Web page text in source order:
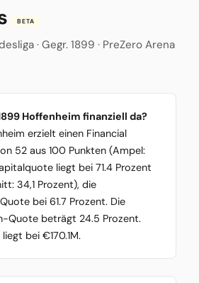
BETA
· Gegr. 1899 · PreZero Arena
Hoffenheim finanziell da?
erzielt einen Financial
52 aus 100 Punkten (Ampel:
liegt bei 71.4 Prozent
34,1 Prozent), die
bei 61.7 Prozent. Die
Quote beträgt 24.5 Prozent.
bei €170.1M.